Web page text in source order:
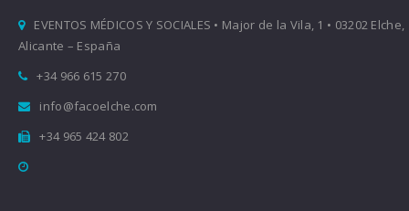
EVENTOS MÉDICOS Y SOCIALES • Major de la Vila, 1 • 03202 Elche,
Alicante – España
+34 966 615 270
info@facoelche.com
+34 965 424 802